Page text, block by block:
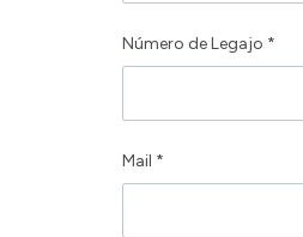
Número de Legajo *
Mail *